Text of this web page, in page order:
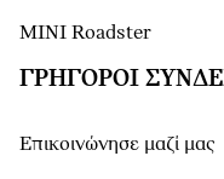
MINI Roadster
ΓΡΉΓΟΡΟΙ
Επικοινώνησε μαζί μας